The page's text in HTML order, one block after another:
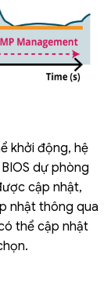
khởi động, hệ
dự phòng
cập nhật,
nhật thông qua
thể cập nhật